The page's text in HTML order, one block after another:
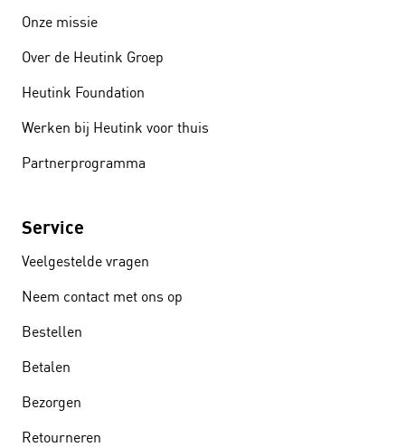
Onze missie
Over de Heutink Groep
Heutink Foundation
Werken bij Heutink voor thuis
Partnerprogramma
Service
Veelgestelde vragen
Neem contact met ons op
Bestellen
Betalen
Bezorgen
Retourneren